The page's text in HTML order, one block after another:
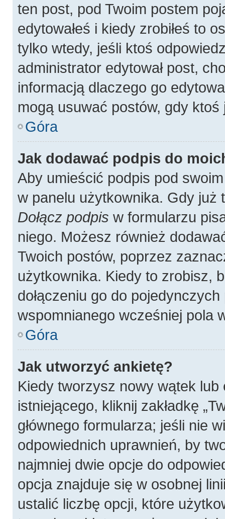
ten post, pod Twoim postem
edytowałeś i kiedy zrobiłeś to
tylko wtedy, jeśli ktoś
administrator edytował post,
informacją dlaczego go
mogą usuwać postów, gdy ktoś
Góra
Jak dodawać podpis do
Aby umieścić podpis pod
w panelu użytkownika. Gdy
Dołącz podpis w formularzu
niego. Możesz również
Twoich postów, poprzez
użytkownika. Kiedy to zrobisz,
dołączeniu go do
wspomnianego wcześniej pola
Góra
Jak utworzyć ankietę?
Kiedy tworzysz nowy wątek
istniejącego, kliknij zakładkę
głównego formularza; jeśli nie
odpowiednich uprawnień, by
najmniej dwie opcje do
opcja znajduje się w osobnej
ustalić liczbę opcji, które